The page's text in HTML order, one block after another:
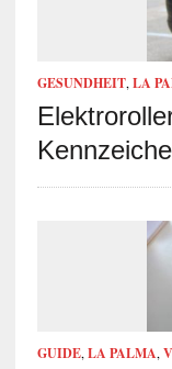
GESUNDHEIT, LA
GUIDE, LA PALMA,